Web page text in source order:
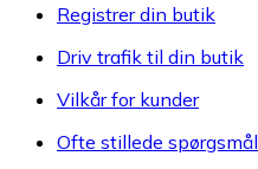
Registrer din butik
Driv trafik til din butik
Vilkår for kunder
Ofte stillede spørgsmål